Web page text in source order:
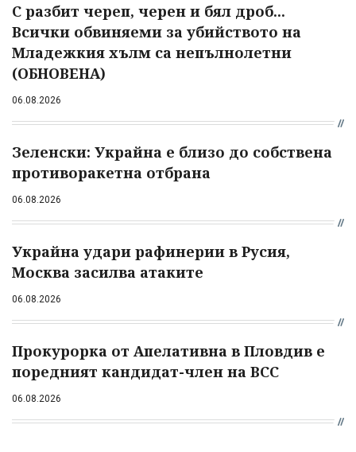
С разбит череп, черен и бял дроб...
Всички обвиняеми за убийството на
Младежкия хълм са непълнолетни
(ОБНОВЕНА)
06.08.2026
Зеленски: Украйна е близо до собствена
противоракетна отбрана
06.08.2026
Украйна удари рафинерии в Русия,
Москва засилва атаките
06.08.2026
Прокурорка от Апелативна в Пловдив е
поредният кандидат-член на ВСС
06.08.2026